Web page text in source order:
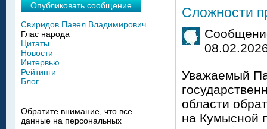
Сложности
Уважаемый
области
на Кумысной
Опубликовать сообщение
Свиридов Павел Владимирович
Глас народа
Цитаты
Новости
Интервью
Рейтинги
Блог
Обратите внимание, что все
данные на персональных